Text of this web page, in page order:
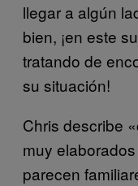
llegar a algún
bien, ¡en este
tratando de
su situación!
Chris describe
muy
parecen